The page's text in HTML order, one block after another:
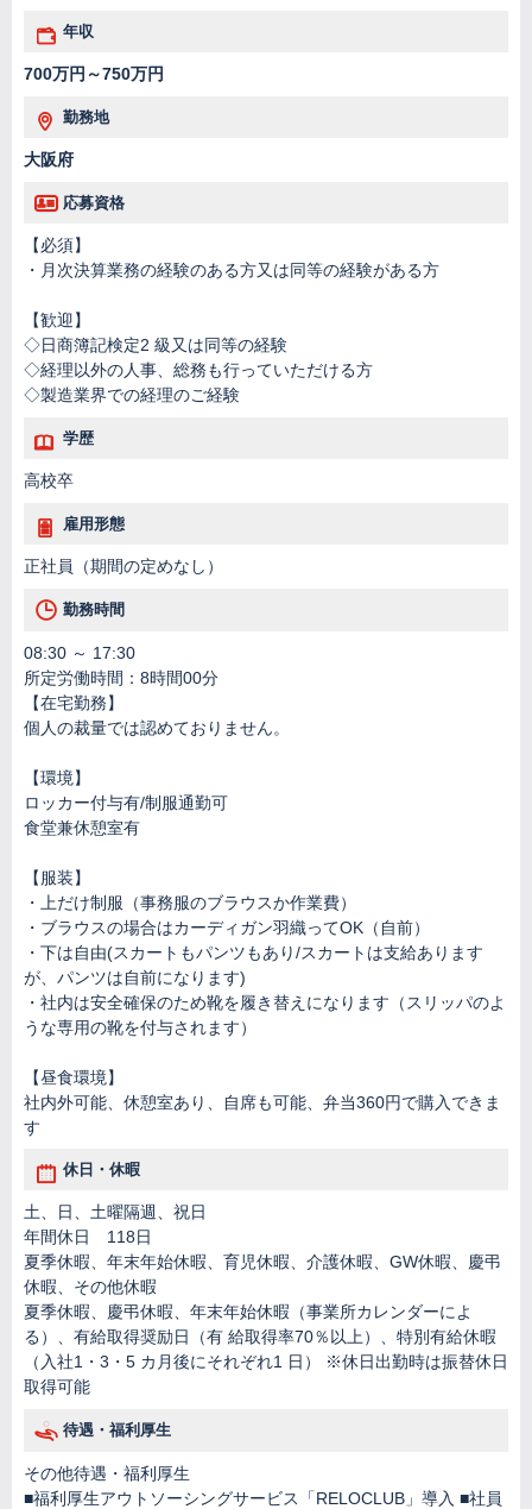
年収
700万円～750万円
勤務地
大阪府
応募資格
【必須】
・月次決算業務の経験のある方又は同等の経験がある方
【歓迎】
◇日商簿記検定2 級又は同等の経験
◇経理以外の人事、総務も行っていただける方
◇製造業界での経理のご経験
学歴
高校卒
雇用形態
正社員（期間の定めなし）
勤務時間
08:30 ～ 17:30
所定労働時間：8時間00分
【在宅勤務】
個人の裁量では認めておりません。
【環境】
ロッカー付与有/制服通勤可
食堂兼休憩室有
【服装】
・上だけ制服（事務服のブラウスか作業費）
・ブラウスの場合はカーディガン羽織ってOK（自前）
・下は自由(スカートもパンツもあり/スカートは支給あります
が、パンツは自前になります)
・社内は安全確保のため靴を履き替えになります（スリッパのよ
うな専用の靴を付与されます）
【昼食環境】
社内外可能、休憩室あり、自席も可能、弁当360円で購入できま
す
休日・休暇
土、日、土曜隔週、祝日
年間休日 118日
夏季休暇、年末年始休暇、育児休暇、介護休暇、GW休暇、慶弔
休暇、その他休暇
夏季休暇、慶弔休暇、年末年始休暇（事業所カレンダーによ
る）、有給取得奨励日（有 給取得率70％以上）、特別有給休暇
（入社1・3・5 カ月後にそれぞれ1 日） ※休日出勤時は振替休日
取得可能
待遇・福利厚生
その他待遇・福利厚生
■福利厚生アウトソーシングサービス「RELOCLUB」導入 ■社員